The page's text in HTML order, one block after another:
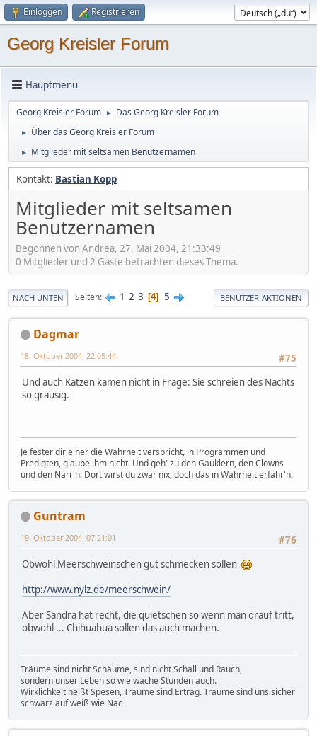
Einloggen Registrieren
Georg Kreisler Forum
Hauptmenü
Georg Kreisler Forum ► Das Georg Kreisler Forum
► Über das Georg Kreisler Forum
► Mitglieder mit seltsamen Benutzernamen
Kontakt: Bastian Kopp
Mitglieder mit seltsamen
Benutzernamen
Begonnen von Andrea, 27. Mai 2004, 21:33:49
0 Mitglieder und 2 Gäste betrachten dieses Thema.
NACH UNTEN Seiten 1 2 3 4 5 BENUTZER-AKTIONEN
Dagmar
#75
18. Oktober 2004, 22:05:44
Und auch Katzen kamen nicht in Frage: Sie schreien des Nachts
so grausig.
Je fester dir einer die Wahrheit verspricht, in Programmen und
Predigten, glaube ihm nicht. Und geh' zu den Gauklern, den Clowns
und den Narr'n: Dort wirst du zwar nix, doch das in Wahrheit erfahr'n.
Guntram
#76
19. Oktober 2004, 07:21:01
Obwohl Meerschweinschen gut schmecken sollen
http://www.nylz.de/meerschwein/
Aber Sandra hat recht, die quietschen so wenn man drauf tritt,
obwohl ... Chihuahua sollen das auch machen.
Träume sind nicht Schäume, sind nicht Schall und Rauch,
sondern unser Leben so wie wache Stunden auch.
Wirklichkeit heißt Spesen, Träume sind Ertrag. Träume sind uns sicher
schwarz auf weiß wie Nac